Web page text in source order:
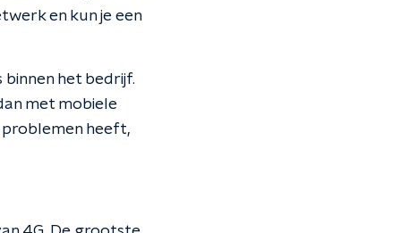
en kun je een
het bedrijf.
met mobiele
problemen heeft,